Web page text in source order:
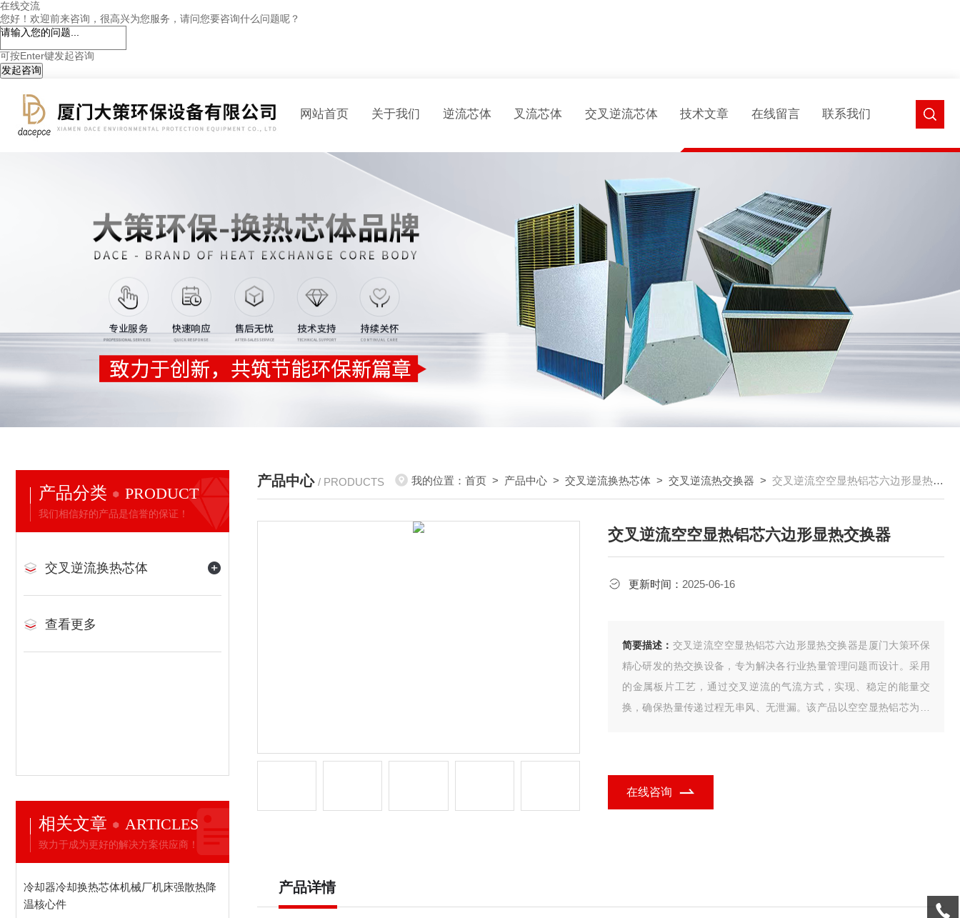
在线交流
您好！欢迎前来咨询，很高兴为您服务，请问您要咨询什么问题呢？
可按Enter键发起咨询
发起咨询
网站首页 关于我们 逆流芯体 叉流芯体 交叉逆流芯体 技术文章 在线留言 联系我们
产品分类 PRODUCT
我们相信好的产品是信誉的保证！
交叉逆流换热芯体
查看更多
相关文章 ARTICLES
致力于成为更好的解决方案供应商！
冷却器冷却换热芯体机械厂机床强散热降
温核心件
产品中心 / PRODUCTS 我的位置：首页 > 产品中心 >交叉逆流换热芯体 >交叉逆流热交换器 >交叉逆流空空显热铝芯六边形显热交换器
交叉逆流空空显热铝芯六边形显热交换器
更新时间： 2025-06-16
简要描述： 交叉逆流空空显热铝芯六边形显热交换器是厦门大策环保
精心研发的热交换设备，专为解决各行业热量管理问题而设计。采用
的金属板片工艺，通过交叉逆流的气流方式，实现、稳定的能量交
换，确保热量传递过程无串风、无泄漏。该产品以空空显热铝芯为核
在线咨询
产品详情